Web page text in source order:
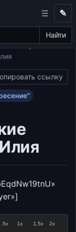
Найти
✎
"Воскресение"
ссылку
.5x 1x 1.5x 2x